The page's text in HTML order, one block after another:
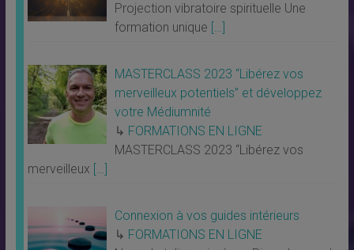
Projection vibratoire spirituelle Une
formation unique […]
MASTERCLASS 2023 “Libérez vos
merveilleux potentiels” et développez
votre Médiumnité
↳ FORMATIONS EN LIGNE
MASTERCLASS 2023 “Libérez vos
merveilleux […]
Connexion à vos guides intérieurs
↳ FORMATIONS EN LIGNE